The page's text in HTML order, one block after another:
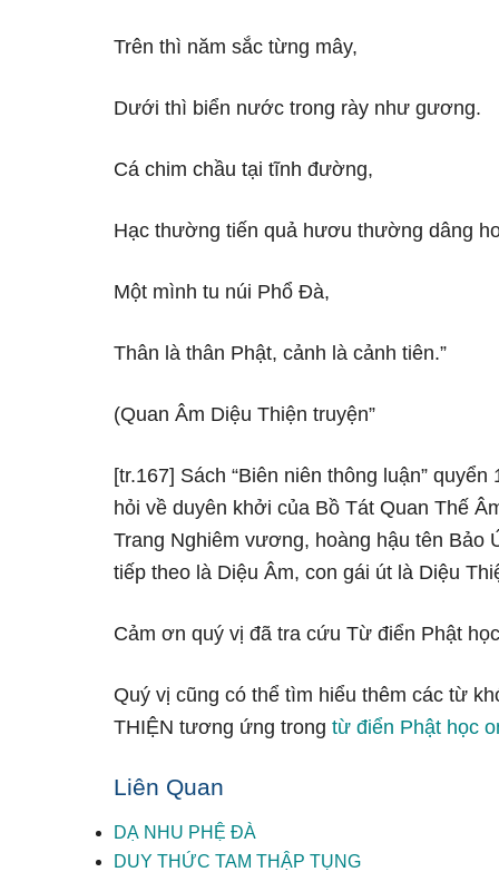
Trên thì năm sắc từng mây,
Dưới thì biển nước trong rày như gương.
Cá chim chầu tại tĩnh đường,
Hạc thường tiến quả hươu thường dâng
Một mình tu núi Phổ Đà,
Thân là thân Phật, cảnh là cảnh tiên.”
(Quan Âm Diệu Thiện truyện”
[tr.167] Sách “Biên niên thông luận”
hỏi về duyên khởi của Bồ Tát Quan Thế
Trang Nghiêm vương, hoàng hậu tên Bảo
tiếp theo là Diệu Âm, con gái út là Diệu
Cảm ơn quý vị đã tra cứu Từ điển Phật
Quý vị cũng có thể tìm hiểu thêm các từ
THIỆN tương ứng trong từ điển Phật học
Liên Quan
DẠ NHU PHỆ ĐÀ
DUY THỨC TAM THẬP TỤNG